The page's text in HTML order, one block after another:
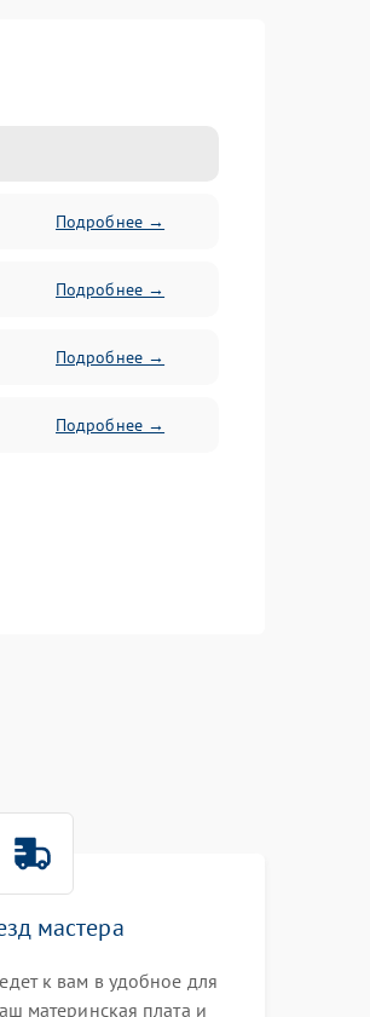
Подробнее →
Подробнее →
Подробнее →
Подробнее →
мастера
к вам в удобное для
материнская плата и